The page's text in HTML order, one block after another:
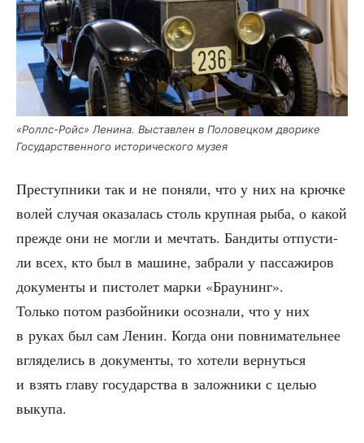
«Роллс-Ройс» Лени­на. Выстав­лен в Поло­вец­ком дво­ри­ке
Госу­дар­ствен­но­го исто­ри­че­ско­го музея
Пре­ступ­ни­ки так и не поня­ли, что у них на крюч­ке
волей слу­чая ока­за­лась столь круп­ная рыба, о какой
преж­де они не мог­ли и меч­тать. Бан­ди­ты отпу­сти­
ли всех, кто был в машине, забра­ли у пас­са­жи­ров
доку­мен­ты и писто­лет мар­ки «Бра­у­нинг».
Толь­ко потом раз­бой­ни­ки осо­зна­ли, что у них
в руках был сам Ленин. Когда они повни­ма­тель­нее
вгля­де­лись в доку­мен­ты, то хоте­ли вер­нуть­ся
и взять гла­ву госу­дар­ства в залож­ни­ки с целью
выкупа.